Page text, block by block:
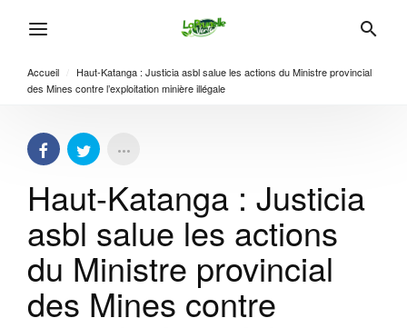
Accueil
Haut-Katanga : Justicia asbl salue les actions du Ministre provincial
des Mines contre l’exploitation minière illégale
Haut-Katanga : Justicia
asbl salue les actions
du Ministre provincial
des Mines contre